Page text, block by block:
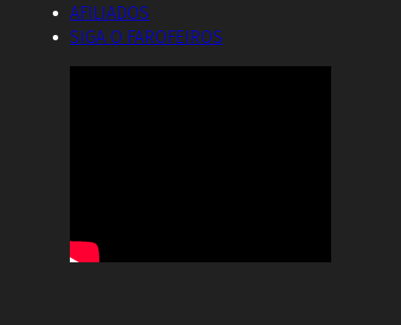
AFILIADOS
SIGA O FAROFEIROS